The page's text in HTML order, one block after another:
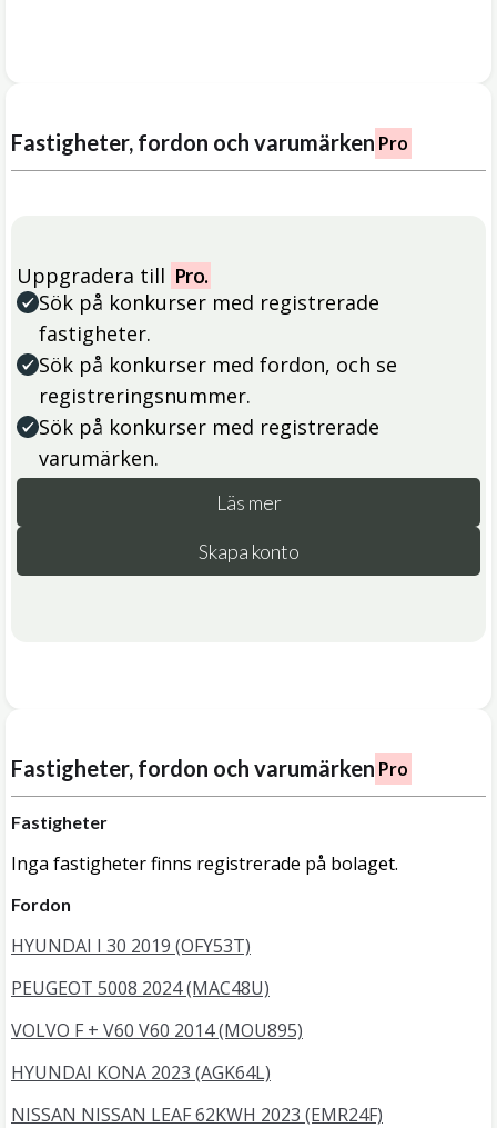
Fastigheter, fordon och varumärken Pro
Uppgradera till Pro.
Sök på konkurser med registrerade
fastigheter.
Sök på konkurser med fordon, och se
registreringsnummer.
Sök på konkurser med registrerade
varumärken.
Läs mer
Skapa konto
Fastigheter, fordon och varumärken Pro
Fastigheter
Inga fastigheter finns registrerade på bolaget.
Fordon
HYUNDAI I 30 2019 (OFY53T)
PEUGEOT 5008 2024 (MAC48U)
VOLVO F + V60 V60 2014 (MOU895)
HYUNDAI KONA 2023 (AGK64L)
NISSAN NISSAN LEAF 62KWH 2023 (EMR24F)